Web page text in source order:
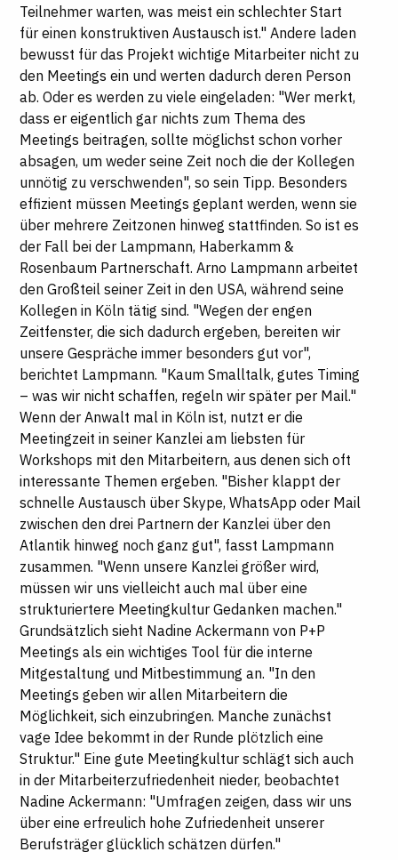
Teilnehmer warten, was meist ein schlechter Start
für einen konstruktiven Austausch ist." Andere laden
bewusst für das Projekt wichtige Mitarbeiter nicht zu
den Meetings ein und werten dadurch deren Person
ab. Oder es werden zu viele eingeladen: "Wer merkt,
dass er eigentlich gar nichts zum Thema des
Meetings beitragen, sollte möglichst schon vorher
absagen, um weder seine Zeit noch die der Kollegen
unnötig zu verschwenden", so sein Tipp. Besonders
effizient müssen Meetings geplant werden, wenn sie
über mehrere Zeitzonen hinweg stattfinden. So ist es
der Fall bei der Lampmann, Haberkamm &
Rosenbaum Partnerschaft. Arno Lampmann arbeitet
den Großteil seiner Zeit in den USA, während seine
Kollegen in Köln tätig sind. "Wegen der engen
Zeitfenster, die sich dadurch ergeben, bereiten wir
unsere Gespräche immer besonders gut vor",
berichtet Lampmann. "Kaum Smalltalk, gutes Timing
– was wir nicht schaffen, regeln wir später per Mail."
Wenn der Anwalt mal in Köln ist, nutzt er die
Meetingzeit in seiner Kanzlei am liebsten für
Workshops mit den Mitarbeitern, aus denen sich oft
interessante Themen ergeben. "Bisher klappt der
schnelle Austausch über Skype, WhatsApp oder Mail
zwischen den drei Partnern der Kanzlei über den
Atlantik hinweg noch ganz gut", fasst Lampmann
zusammen. "Wenn unsere Kanzlei größer wird,
müssen wir uns vielleicht auch mal über eine
strukturiertere Meetingkultur Gedanken machen."
Grundsätzlich sieht Nadine Ackermann von P+P
Meetings als ein wichtiges Tool für die interne
Mitgestaltung und Mitbestimmung an. "In den
Meetings geben wir allen Mitarbeitern die
Möglichkeit, sich einzubringen. Manche zunächst
vage Idee bekommt in der Runde plötzlich eine
Struktur." Eine gute Meetingkultur schlägt sich auch
in der Mitarbeiterzufriedenheit nieder, beobachtet
Nadine Ackermann: "Umfragen zeigen, dass wir uns
über eine erfreulich hohe Zufriedenheit unserer
Berufsträger glücklich schätzen dürfen."